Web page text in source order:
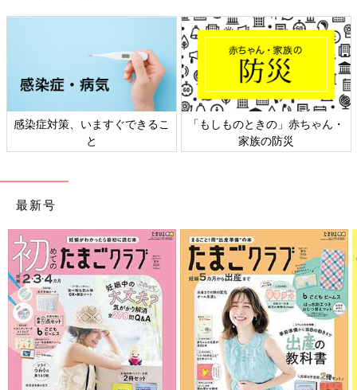
はやくちよこれいと
Amazonで見る
楽天ブックスで見る
感染症対策、いますぐできるこ
と
「もしものときの」赤ちゃん・
家族の防災
最新号